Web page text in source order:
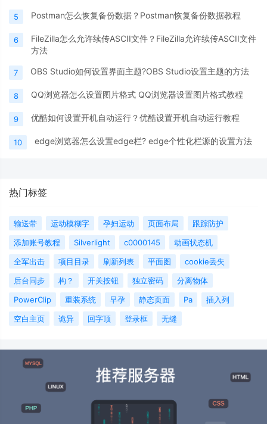
5 Postman怎么恢复备份数据？Postman恢复备份数据教程
6
FileZilla怎么允许续传ASCII文件？FileZilla允许续传ASCII文件
方法
7 OBS Studio如何设置界面主题?OBS Studio设置主题的方法
8 QQ浏览器怎么设置图片格式 QQ浏览器设置图片格式教程
9 优酷如何设置开机自动运行？优酷设置开机自动运行教程
10 edge浏览器怎么设置edge栏? edge个性化栏源的设置方法
热门标签
输送带 运动模糊字 孕妇运动 页面布局
跟踪防护
添加账号教程
Silverlight c0000145
动画状态机
全军出击
项目目录 刷新列表 平面图
cookie丢失
后台同步
构？ 开关按钮 独立密码
分离物体
PowerClip
重装系统 早孕 静态页面 Pa
插入列
空白主页
诡异 回字顶 登录框 无缝